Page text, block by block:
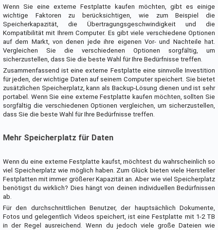
Wenn Sie eine externe Festplatte kaufen möchten, gibt es einige
wichtige Faktoren zu berücksichtigen, wie zum Beispiel die
Speicherkapazität, die Übertragungsgeschwindigkeit und die
Kompatibilität mit Ihrem Computer. Es gibt viele verschiedene Optionen
auf dem Markt, von denen jede ihre eigenen Vor- und Nachteile hat.
Vergleichen Sie die verschiedenen Optionen sorgfältig, um
sicherzustellen, dass Sie die beste Wahl für Ihre Bedürfnisse treffen.
Zusammenfassend ist eine externe Festplatte eine sinnvolle Investition
für jeden, der wichtige Daten auf seinem Computer speichert. Sie bietet
zusätzlichen Speicherplatz, kann als Backup-Lösung dienen und ist sehr
portabel. Wenn Sie eine externe Festplatte kaufen möchten, sollten Sie
sorgfältig die verschiedenen Optionen vergleichen, um sicherzustellen,
dass Sie die beste Wahl für Ihre Bedürfnisse treffen.
Mehr Speicherplatz für Daten
Wenn du eine externe Festplatte kaufst, möchtest du wahrscheinlich so
viel Speicherplatz wie möglich haben. Zum Glück bieten viele Hersteller
Festplatten mit immer größerer Kapazität an. Aber wie viel Speicherplatz
benötigst du wirklich? Dies hängt von deinen individuellen Bedürfnissen
ab.
Für den durchschnittlichen Benutzer, der hauptsächlich Dokumente,
Fotos und gelegentlich Videos speichert, ist eine Festplatte mit 1-2 TB
in der Regel ausreichend. Wenn du jedoch viele große Dateien wie